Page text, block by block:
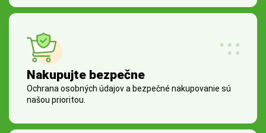
Nakupujte bezpečne
Ochrana osobných údajov a bezpečné nakupovanie sú
našou prioritou.